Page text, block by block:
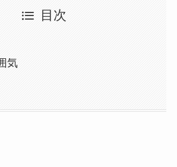
目次
気